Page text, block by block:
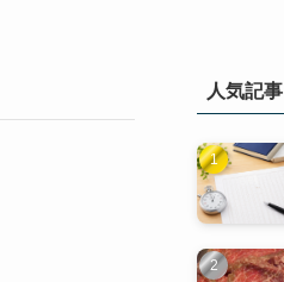
人気記事